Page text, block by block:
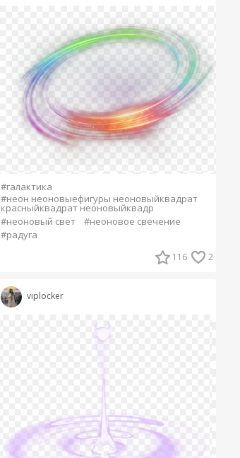
#галактика
#неон неоновыефигуры неоновыйквадрат
красныйквадрат неоновыйквадр
#неоновый свет
#неоновое свечение
#радуга
116 2
viplocker